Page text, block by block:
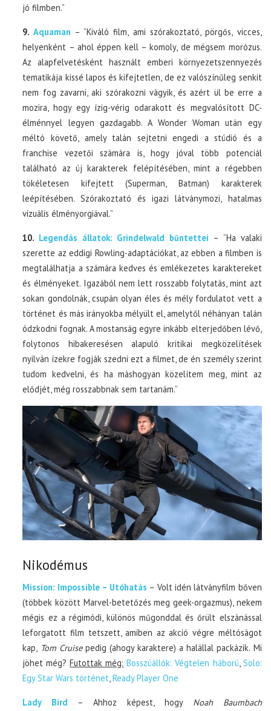
jó filmben.”
9. Aquaman – “Kiváló film, ami szórakoztató, pörgős, vicces,
helyenként – ahol éppen kell – komoly, de mégsem morózus.
Az alapfelvetésként használt emberi környezetszennyezés
tematikája kissé lapos és kifejtetlen, de ez valószínűleg senkit
nem fog zavarni, aki szórakozni vágyik, és azért ül be erre a
mozira, hogy egy ízig-vérig odarakott és megvalósított DC-
élménnyel legyen gazdagabb. A Wonder Woman után egy
méltó követő, amely talán sejtetni engedi a stúdió és a
franchise vezetői számára is, hogy jóval több potenciál
található az új karakterek felépítésében, mint a régebben
tökéletesen kifejtett (Superman, Batman) karakterek
leépítésében. Szórakoztató és igazi látványmozi, hatalmas
vizuális élményorgiával.”
10. Legendás állatok: Grindelwald bűntettei – “Ha valaki
szerette az eddigi Rowling-adaptációkat, az ebben a filmben is
megtalálhatja a számára kedves és emlékezetes karaktereket
és élményeket. Igazából nem lett rosszabb folytatás, mint azt
sokan gondolnák, csupán olyan éles és mély fordulatot vett a
történet és más irányokba mélyült el, amelytől néhányan talán
ódzkodni fognak. A mostanság egyre inkább elterjedőben lévő,
folytonos hibakeresésen alapuló kritikai megközelítések
nyilván ízekre fogják szedni ezt a filmet, de én személy szerint
tudom kedvelni, és ha máshogyan közelítem meg, mint az
elődjét, még rosszabbnak sem tartanám.”
Nikodémus
Mission: Impossible – Utóhatás – Volt idén látványfilm bőven
(többek között Marvel-betetőzés meg geek-orgazmus), nekem
mégis ez a régimódi, különös műgonddal és őrült elszánással
leforgatott film tetszett, amiben az akció végre méltóságot
kap, Tom Cruisepedig (ahogy karaktere) a halállal packázik. Mi
jöhet még?Futottak még: Bosszúállók: Végtelen háború, Solo:
Egy Star Wars történet,Ready Player One
Lady Bird – Ahhoz képest, hogy Noah Baumbach